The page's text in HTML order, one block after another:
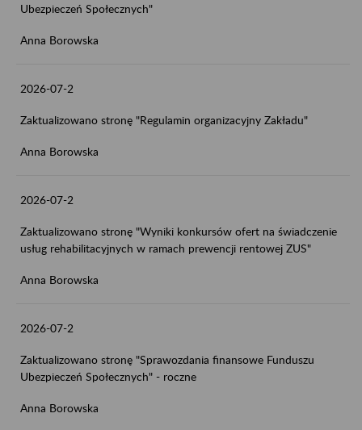
Ubezpieczeń Społecznych"
Anna Borowska
2026-07-2
Zaktualizowano stronę "Regulamin organizacyjny Zakładu"
Anna Borowska
2026-07-2
Zaktualizowano stronę "Wyniki konkursów ofert na świadczenie
usług rehabilitacyjnych w ramach prewencji rentowej ZUS"
Anna Borowska
2026-07-2
Zaktualizowano stronę "Sprawozdania finansowe Funduszu
Ubezpieczeń Społecznych" - roczne
Anna Borowska